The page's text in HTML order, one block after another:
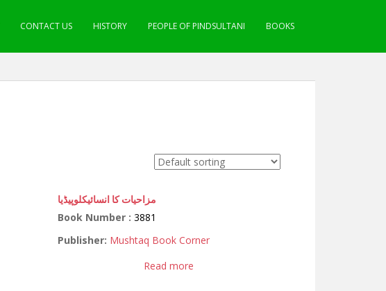
CONTACT US HISTORY PEOPLE OF PINDSULTANI BOOKS
مزاحیات کا انسائیکلوپیڈیا
Book Number : 3881
Publisher: Mushtaq Book Corner
Read more